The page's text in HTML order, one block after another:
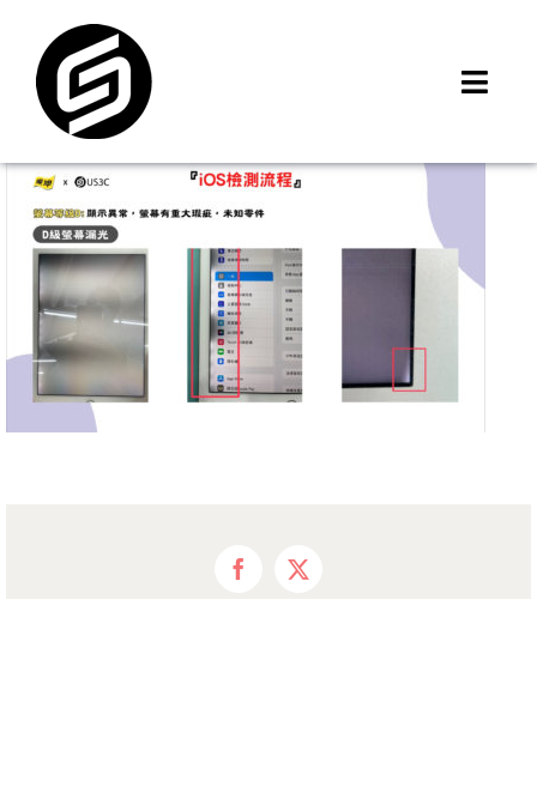
content
iMCheck APP
iPhone 回收價
線上商城
3C租賃
MSI 舊換新
Facebook
X